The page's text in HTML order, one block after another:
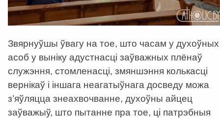
Звярнуўшы ўвагу на тое, што часам у духоўных
асоб у выніку адустнасці заўважных плёнаў
служэння, стомленасці, змяншэння колькасці
вернікаў і іншага неагатыўнага досведу можа
з’яўляцца знеахвочванне, духоўны айцец
заўважыў, што пытанне пра тое, ці патрэбныя